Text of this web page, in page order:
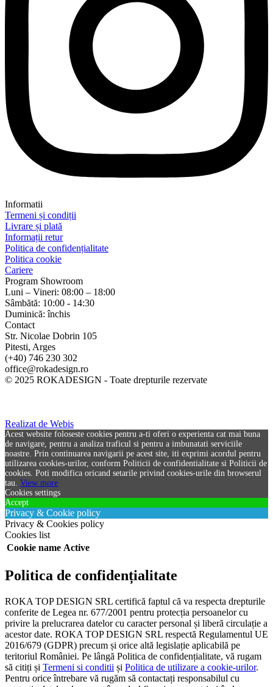
Informatii
Termeni și condiții
Livrare și plată
Informații retur
Politica de confidențialitate
Politica cookie
Cariere
Program Showroom
Luni – Vineri: 08:00 – 18:00
Sâmbătă: 10:00 - 14:30
Duminică: închis
Contact
Str. Nicolae Dobrin 105
Pitesti, Arges
(+40) 746 230 302
office@rokadesign.ro
© 2025 ROKADESIGN - Toate drepturile rezervate
Realizat de Webis
Acest website foloseste cookies pentru a-ti oferi o experienta cat mai buna
de navigare, pentru a analiza traficul si pentru a imbunatati serviciile
noastre. Prin continuarea navigarii pe acest site, iti exprimi acordul pentru
utilizarea cookies-urilor, conform Politicii de confidentialitate si Politicii de
cookies. Poti modifica oricand setarile privind cookies-urile din browserul
tau. View more
Cookies settings
Accept
Privacy & Cookie policy
Privacy & Cookies policy
Cookies list
Cookie name Active
Politica de confidențialitate
ROKA TOP DESIGN SRL certifică faptul că va respecta drepturile
conferite de Legea nr. 677/2001 pentru protecția persoanelor cu
privire la prelucrarea datelor cu caracter personal și liberă circulație a
acestor date. ROKA TOP DESIGN SRL respectă Regulamentul UE
2016/679 (GDPR) precum și orice altă legislație aplicabilă pe
teritoriul României. Pe lângă Politica de confidențialitate, vă rugam
să citiți și Termeni si conditii și Politica de utilizare a cookie-urilor.
Pentru orice întrebare vă rugăm să contactați responsabilul cu